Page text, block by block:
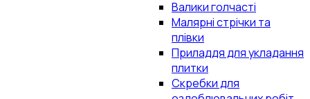
Валики голчасті
Малярні стрічки та
плівки
Приладдя для укладання
плитки
Скребки для